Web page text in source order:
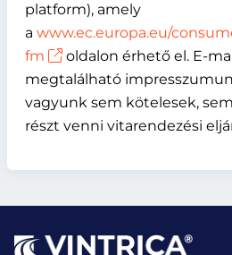
platform), amely
a www.ec.europa.eu/
fm
oldalon érhető el. E-
megtalálható
vagyunk sem kötelesek,
részt venni vitarendezési